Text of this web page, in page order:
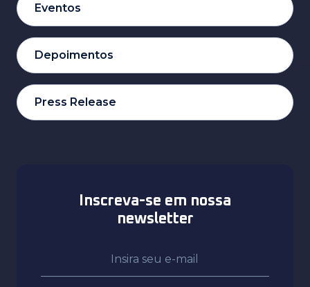
Eventos
Depoimentos
Press Release
Inscreva-se em nossa
newsletter